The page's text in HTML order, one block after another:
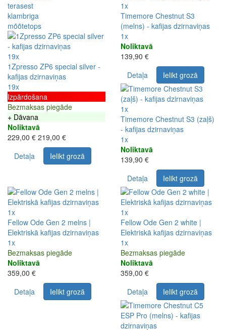
19x
1Zpresso ZP6 special silver -
kafijas dzirnaviņas
19x
Izpārdošana
Bezmaksas piegāde
+ Dāvana
Noliktavā
229,00 € 219,00 €
Detaļa
Ielikt grozā
1x
Timemore Chestnut S3
(melns) - kafijas dzirnaviņas
1x
Noliktavā
139,90 €
Detaļa
Ielikt grozā
1x
Timemore Chestnut S3 (zaļš)
- kafijas dzirnaviņas
1x
Noliktavā
139,90 €
Detaļa
Ielikt grozā
1x
Fellow Ode Gen 2 melns |
Elektriskā kafijas dzirnaviņas
1x
Bezmaksas piegāde
Noliktavā
359,00 €
Detaļa
Ielikt grozā
1x
Fellow Ode Gen 2 white |
Elektriskā kafijas dzirnaviņas
1x
Bezmaksas piegāde
Noliktavā
359,00 €
Detaļa
Ielikt grozā